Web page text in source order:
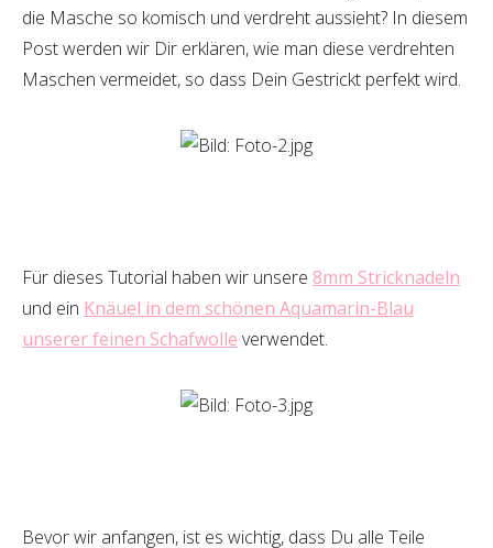
die Masche so komisch und verdreht aussieht? In diesem
Post werden wir Dir erklären, wie man diese verdrehten
Maschen vermeidet, so dass Dein Gestrickt perfekt wird.
Für dieses Tutorial haben wir unsere 8mm Stricknadeln
und ein Knäuel in dem schönen Aquamarin-Blau
unserer feinen Schafwolle verwendet.
Bevor wir anfangen, ist es wichtig, dass Du alle Teile